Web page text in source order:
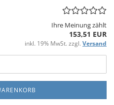
Ihre Meinung zählt
153,51 EUR
inkl. 19% MwSt. zzgl. Versand